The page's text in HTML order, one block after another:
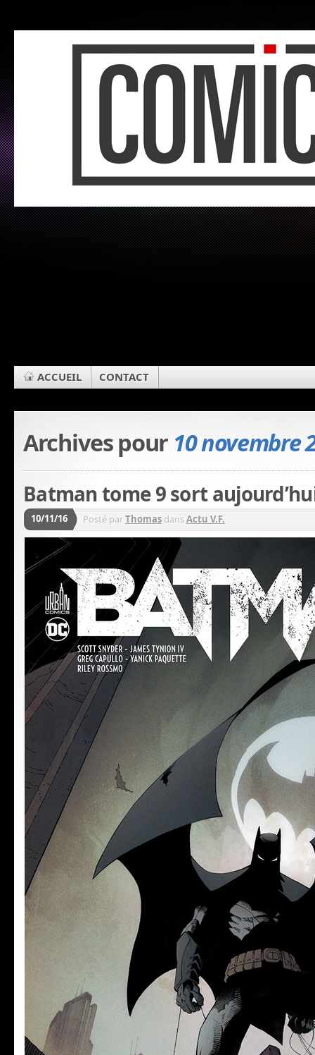
ACCUEIL CONTACT
Archives pour 10 novembre
Batman tome 9 sort
10/11/16 Posté parThomas dansActu V.F.